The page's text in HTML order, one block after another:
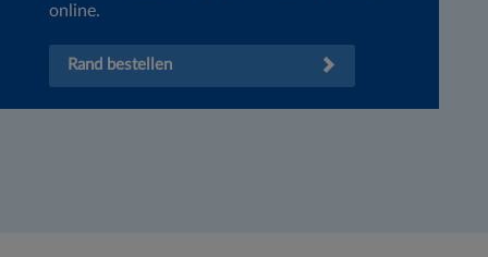
online.
Rand bestellen